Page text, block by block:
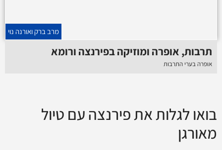
מרב ברק ואורנה נוי
תרבות, אופרה ומוזיקה בפירנצה ורומא
אופרה בערי התרבות
בואו לגלות את פירנצה עם טיול
מאורגן